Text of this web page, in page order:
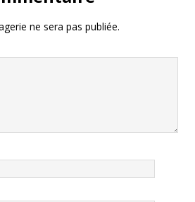
ne sera pas publiée.